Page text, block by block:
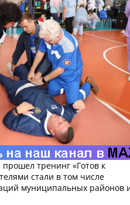
тренинг «Готов к
стали в том числе
муниципальных районов